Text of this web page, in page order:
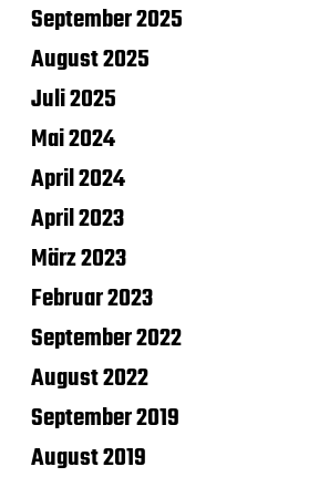
September 2025
August 2025
Juli 2025
Mai 2024
April 2024
April 2023
März 2023
Februar 2023
September 2022
August 2022
September 2019
August 2019